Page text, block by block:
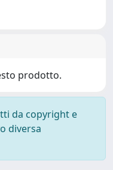
prodotto.
da copyright e
diversa